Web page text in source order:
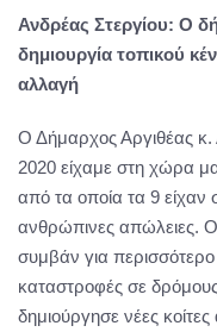
Ανδρέας Στεργίου: Ο
δημιουργία τοπικού
αλλαγή
Ο Δήμαρχος Αργιθέας κ.
2020 είχαμε στη χώρα
από τα οποία τα 9 είχαν
ανθρώπινες απώλειες. Ο
συμβάν για
καταστροφές σε
δημιούργησε νέες